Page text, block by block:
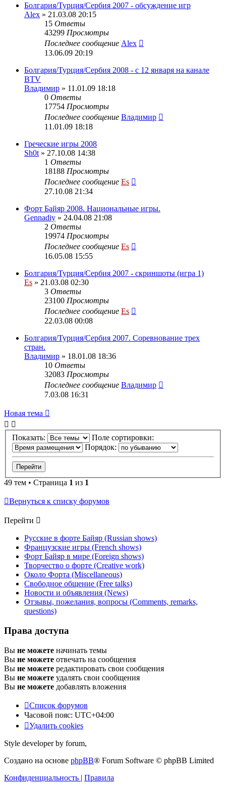
Болгария/Турция/Сербия 2007 - обсуждение игр
Alex » 21.03.08 20:15
15 Ответы
43299 Просмотры
Последнее сообщение Alex
13.06.09 20:19
Болгария/Турция/Сербия 2008 - c 12 января на канале
BTV
Владимир » 11.01.09 18:18
0 Ответы
17754 Просмотры
Последнее сообщение Владимир
11.01.09 18:18
Греческие игры 2008
Sh0t » 27.10.08 14:38
1 Ответы
18188 Просмотры
Последнее сообщение Es
27.10.08 21:34
Форт Байяр 2008. Национальные игры.
Gennadiy » 24.04.08 21:08
2 Ответы
19974 Просмотры
Последнее сообщение Es
16.05.08 15:55
Болгария/Турция/Сербия 2007 - скриншоты (игра 1)
Es » 21.03.08 02:30
3 Ответы
23100 Просмотры
Последнее сообщение Es
22.03.08 00:08
Болгария/Турция/Сербия 2007. Соревнование трех
стран.
Владимир » 18.01.08 18:36
10 Ответы
32083 Просмотры
Последнее сообщение Владимир
7.03.08 16:31
Новая тема
Показать:
Поле сортировки:
Порядок:
49 тем • Страница 1 из 1
Вернуться к списку форумов
Перейти
Русские в форте Байяр (Russian shows)
Французские игры (French shows)
Форт Байяр в мире (Foreign shows)
Творчество о форте (Creative work)
Около Форта (Miscellaneous)
Свободное общение (Free talks)
Новости и объявления (News)
Отзывы, пожелания, вопросы (Comments, remarks,
questions)
Права доступа
Вы не можете начинать темы
Вы не можете отвечать на сообщения
Вы не можете редактировать свои сообщения
Вы не можете удалять свои сообщения
Вы не можете добавлять вложения
Список форумов
Часовой пояс: UTC+04:00
Удалить cookies
Style developer by forum,
Создано на основе phpBB® Forum Software © phpBB Limited
Конфиденциальность | Правила